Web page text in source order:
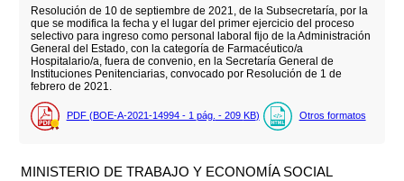
Resolución de 10 de septiembre de 2021, de la Subsecretaría, por la
que se modifica la fecha y el lugar del primer ejercicio del proceso
selectivo para ingreso como personal laboral fijo de la Administración
General del Estado, con la categoría de Farmacéutico/a
Hospitalario/a, fuera de convenio, en la Secretaría General de
Instituciones Penitenciarias, convocado por Resolución de 1 de
febrero de 2021.
PDF (BOE-A-2021-14994 - 1 pág. - 209 KB) Otros formatos
MINISTERIO DE TRABAJO Y ECONOMÍA SOCIAL